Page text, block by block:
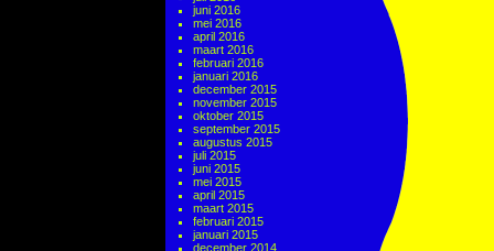
juni 2016
mei 2016
april 2016
maart 2016
februari 2016
januari 2016
december 2015
november 2015
oktober 2015
september 2015
augustus 2015
juli 2015
juni 2015
mei 2015
april 2015
maart 2015
februari 2015
januari 2015
december 2014